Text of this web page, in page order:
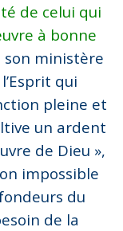
de celui qui
à bonne
son ministère
qui
pleine et
un ardent
de Dieu »,
impossible
du
de la